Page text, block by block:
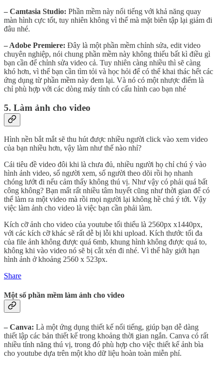
– Camtasia Studio: Phần mềm này nổi tiếng với khả năng quay
màn hình cực tốt, tuy nhiên không vì thế mà mặt biên tập lại giảm đi
đâu nhé.
– Adobe Premiere: Đây là một phần mềm chỉnh sửa, edit video
chuyên nghiệp, nói chung phần mềm này không thiếu bất kì điều gì
bạn cần để chỉnh sửa video cả. Tuy nhiên càng nhiều thì sẽ càng
khó hơn, vì thế bạn cần tìm tỏi và học hỏi để có thể khai thác hết các
ứng dụng từ phần mềm này đem lại. Và nó có một nhược điểm là
chỉ phù hợp với các dòng máy tính có cấu hình cao bạn nhé
5. Làm ảnh cho video
Hình nền bắt mắt sẽ thu hút được nhiều người click vào xem video
của bạn nhiều hơn, vậy làm như thế nào nhỉ?
Cái tiêu đề video đôi khi là chưa đủ, nhiều người họ chỉ chú ý vào
hình ảnh video, số người xem, số người theo dõi rồi họ nhanh
chóng lướt đi nếu cảm thấy không thú vị. Như vậy có phải quá bất
công không? Bạn mất rất nhiều tâm huyết cũng như thời gian để có
thể làm ra một video mà rồi mọi người lại không hề chú ý tới. Vậy
việc làm ảnh cho video là việc bạn cần phải làm.
Kích cỡ ảnh cho video của youtube tối thiểu là 2560px x1440px,
với các kích cỡ khác sẽ rất dễ bị lỗi khi upload. Kích thước tối đa
của file ảnh không được quá 6mb, khung hình không được quá to,
không khi vào video nó sẽ bị cắt xén đi nhé. Vì thế hãy giới hạn
hình ảnh ở khoảng 2560 x 523px.
Share
Một số phần mềm làm ảnh cho video
– Canva: Là một ứng dụng thiết kế nổi tiếng, giúp bạn dễ dàng
thiết lập các bản thiết kế trong khoảng thời gian ngắn. Canva có rất
nhiều tính năng thú vị, trong đó phù hợp cho việc thiết kế ảnh bìa
cho youtube dựa trên một kho dữ liệu hoàn toàn miễn phí.